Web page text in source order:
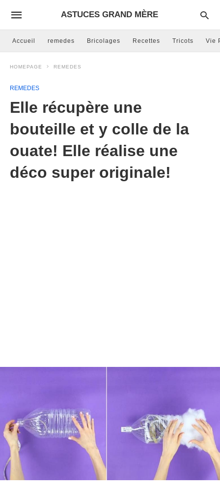
ASTUCES GRAND MÈRE
Accueil remedes Bricolages Recettes Tricots Vie
HOMEPAGE REMEDES
REMEDES
Elle récupère une
bouteille et y colle de la
ouate! Elle réalise une
déco super originale!